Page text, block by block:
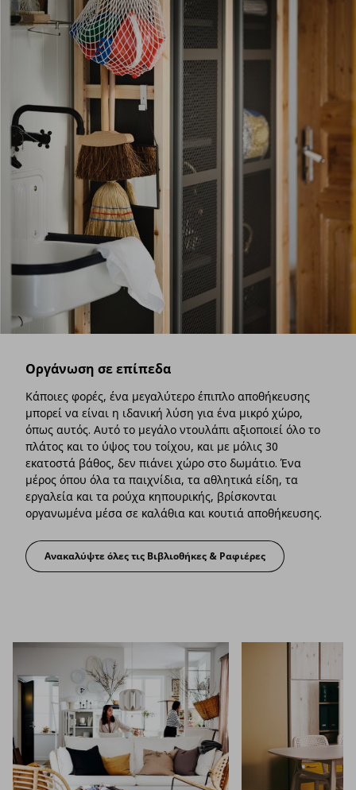
Οργάνωση σε επίπεδα
Κάποιες φορές, ένα μεγαλύτερο έπιπλο αποθήκευσης
μπορεί να είναι η ιδανική λύση για ένα μικρό χώρο,
όπως αυτός. Αυτό το μεγάλο ντουλάπι αξιοποιεί όλο το
πλάτος και το ύψος του τοίχου, και με μόλις 30
εκατοστά βάθος, δεν πιάνει χώρο στο δωμάτιο. Ένα
μέρος όπου όλα τα παιχνίδια, τα αθλητικά είδη, τα
εργαλεία και τα ρούχα κηπουρικής, βρίσκονται
οργανωμένα μέσα σε καλάθια και κουτιά αποθήκευσης.
Οργάνωση σε επίπεδα
Ανακαλύψτε όλες τις Βιβλιοθήκες & Ραφιέρες